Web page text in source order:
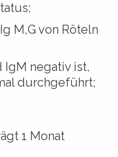
M,G von Röteln
IgM negativ ist,
durchgeführt;
1 Monat